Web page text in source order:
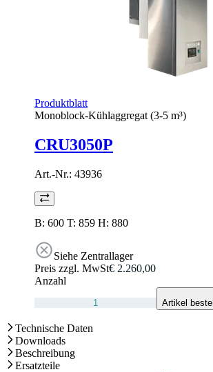
Produktblatt
Monoblock-Kühlaggregat (3-5 m³)
CRU3050P
Art.-Nr.: 43936
B: 600 T: 859 H: 880
Siehe Zentrallager
Preis zzgl. MwSt€ 2.260,00
Anzahl
Artikel
Technische Daten
Downloads
Beschreibung
Ersatzteile